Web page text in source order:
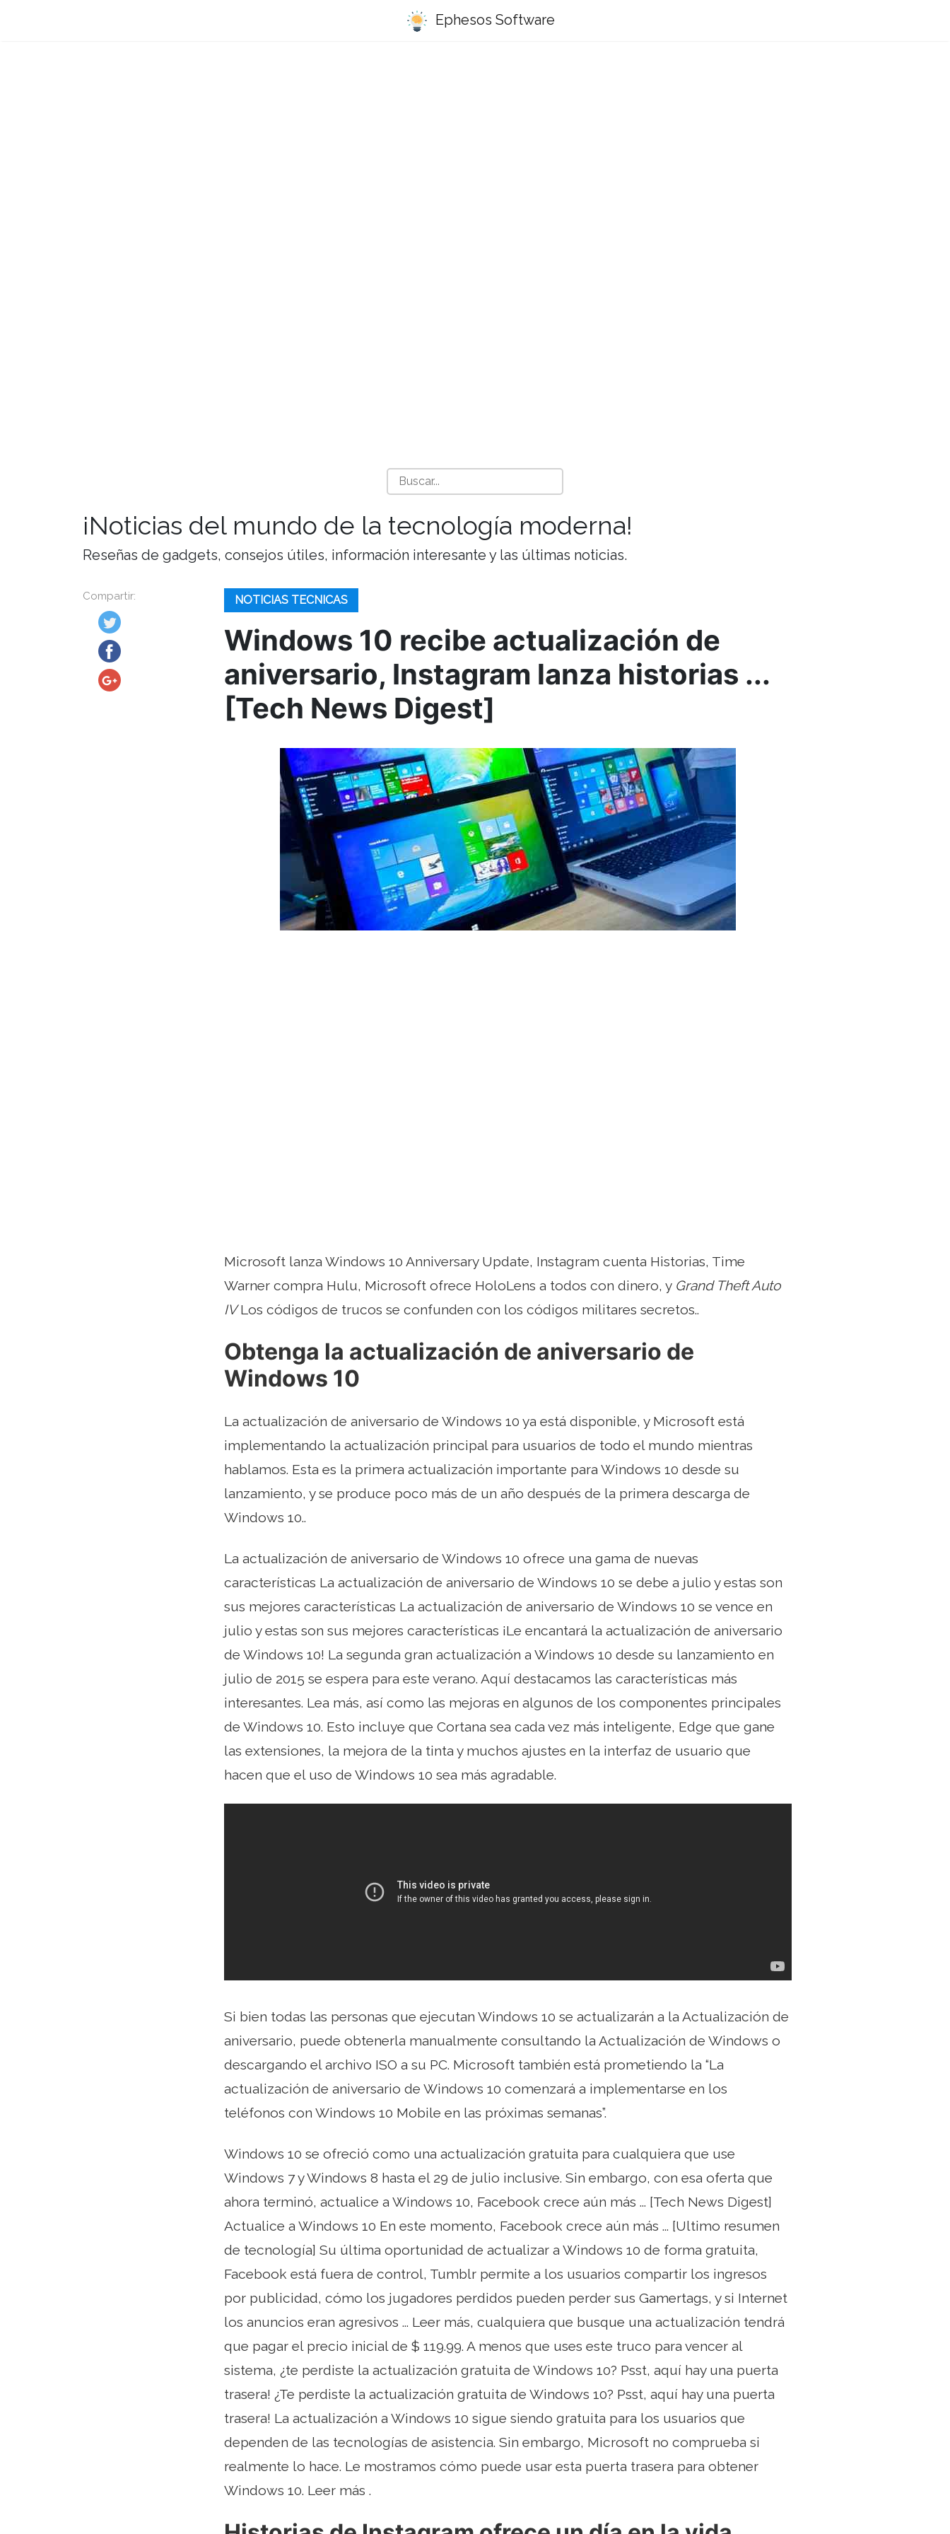
Ephesos Software
¡Noticias del mundo de la tecnología moderna!
Reseñas de gadgets, consejos útiles, información interesante y las últimas noticias.
Compartir: NOTICIAS TECNICAS
Windows 10 recibe actualización de
aniversario, Instagram lanza historias ...
[Tech News Digest]
Microsoft lanza Windows 10 Anniversary Update, Instagram cuenta Historias, Time
Warner compra Hulu, Microsoft ofrece HoloLens a todos con dinero, y Grand Theft Auto
IVLos códigos de trucos se confunden con los códigos militares secretos..
Obtenga la actualización de aniversario de
Windows 10
La actualización de aniversario de Windows 10 ya está disponible, y Microsoft está
implementando la actualización principal para usuarios de todo el mundo mientras
hablamos. Esta es la primera actualización importante para Windows 10 desde su
lanzamiento, y se produce poco más de un año después de la primera descarga de
Windows 10..
La actualización de aniversario de Windows 10 ofrece una gama de nuevas
características La actualización de aniversario de Windows 10 se debe a julio y estas son
sus mejores características La actualización de aniversario de Windows 10 se vence en
julio y estas son sus mejores características ¡Le encantará la actualización de aniversario
de Windows 10! La segunda gran actualización a Windows 10 desde su lanzamiento en
julio de 2015 se espera para este verano. Aquí destacamos las características más
interesantes. Lea más, así como las mejoras en algunos de los componentes principales
de Windows 10. Esto incluye que Cortana sea cada vez más inteligente, Edge que gane
las extensiones, la mejora de la tinta y muchos ajustes en la interfaz de usuario que
hacen que el uso de Windows 10 sea más agradable.
Si bien todas las personas que ejecutan Windows 10 se actualizarán a la Actualización de
aniversario, puede obtenerla manualmente consultando la Actualización de Windows o
descargando el archivo ISO a su PC. Microsoft también está prometiendo la “La
actualización de aniversario de Windows 10 comenzará a implementarse en los
teléfonos con Windows 10 Mobile en las próximas semanas”.
Windows 10 se ofreció como una actualización gratuita para cualquiera que use
Windows 7 y Windows 8 hasta el 29 de julio inclusive. Sin embargo, con esa oferta que
ahora terminó, actualice a Windows 10, Facebook crece aún más ... [Tech News Digest]
Actualice a Windows 10 En este momento, Facebook crece aún más ... [Ultimo resumen
de tecnología] Su última oportunidad de actualizar a Windows 10 de forma gratuita,
Facebook está fuera de control, Tumblr permite a los usuarios compartir los ingresos
por publicidad, cómo los jugadores perdidos pueden perder sus Gamertags, y si Internet
los anuncios eran agresivos ... Leer más, cualquiera que busque una actualización tendrá
que pagar el precio inicial de $ 119.99. A menos que uses este truco para vencer al
sistema, ¿te perdiste la actualización gratuita de Windows 10? Psst, aquí hay una puerta
trasera! ¿Te perdiste la actualización gratuita de Windows 10? Psst, aquí hay una puerta
trasera! La actualización a Windows 10 sigue siendo gratuita para los usuarios que
dependen de las tecnologías de asistencia. Sin embargo, Microsoft no comprueba si
realmente lo hace. Le mostramos cómo puede usar esta puerta trasera para obtener
Windows 10. Leer más .